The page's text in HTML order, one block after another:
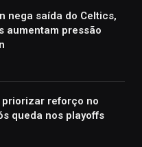
nega saída do Celtics,
aumentam pressão
priorizar reforço no
queda nos playoffs